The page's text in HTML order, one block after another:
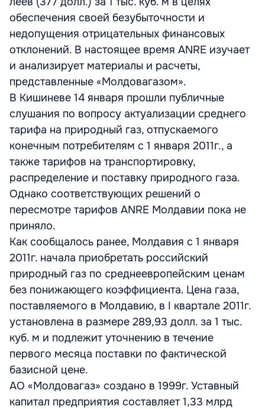
обеспечения своей безубыточности и
недопущения отрицательных финансовых
отклонений. В настоящее время ANRE изучает
и анализирует материалы и расчеты,
представленные «Молдовагазом».
В Кишиневе 14 января прошли публичные
слушания по вопросу актуализации среднего
тарифа на природный газ, отпускаемого
конечным потребителям с 1 января 2011г., а
также тарифов на транспортировку,
распределение и поставку природного газа.
Однако соответствующих решений о
пересмотре тарифов ANRE Молдавии пока не
приняло.
Как сообщалось ранее, Молдавия с 1 января
2011г. начала приобретать российский
природный газ по среднеевропейским ценам
без понижающего коэффициента. Цена газа,
поставляемого в Молдавию, в I квартале 2011г.
установлена в размере 289,93 долл. за 1 тыс.
куб. м и подлежит уточнению в течение
первого месяца поставки по фактической
базисной цене.
АО «Молдовагаз» создано в 1999г. Уставный
капитал предприятия составляет 1,33 млрд